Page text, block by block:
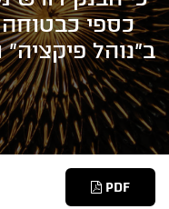
כספי
ב"נוהל
PDF